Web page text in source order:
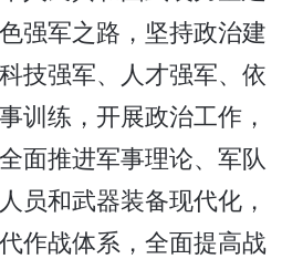
强军之路，坚持政治建
技强军、人才强军、依
训练，开展政治工作，
面推进军事理论、军队
员和武器装备现代化，
作战体系，全面提高战